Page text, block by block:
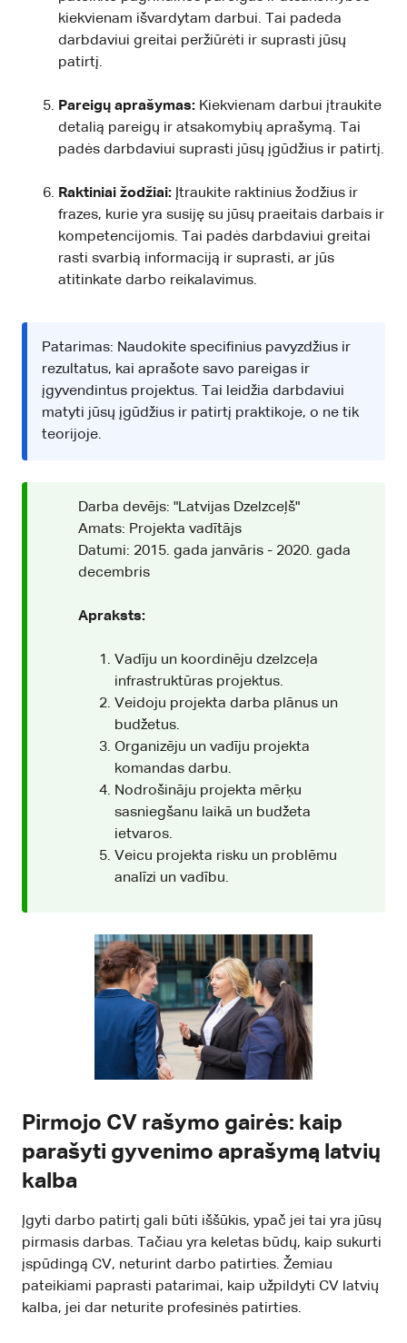
kiekvienam išvardytam darbui. Tai padeda
darbdaviui greitai peržiūrėti ir suprasti jūsų
patirtį.
Pareigų aprašymas: Kiekvienam darbui įtraukite
detalią pareigų ir atsakomybių aprašymą. Tai
padės darbdaviui suprasti jūsų įgūdžius ir patirtį.
Raktiniai žodžiai: Įtraukite raktinius žodžius ir
frazes, kurie yra susiję su jūsų praeitais darbais ir
kompetencijomis. Tai padės darbdaviui greitai
rasti svarbią informaciją ir suprasti, ar jūs
atitinkate darbo reikalavimus.
Patarimas: Naudokite specifinius pavyzdžius ir
rezultatus, kai aprašote savo pareigas ir
įgyvendintus projektus. Tai leidžia darbdaviui
matyti jūsų įgūdžius ir patirtį praktikoje, o ne tik
teorijoje.
Darba devējs: "Latvijas Dzelzceļš"
Amats: Projekta vadītājs
Datumi: 2015. gada janvāris - 2020. gada
decembris
Apraksts:
Vadīju un koordinēju dzelzceļa
infrastruktūras projektus.
Veidoju projekta darba plānus un
budžetus.
Organizēju un vadīju projekta
komandas darbu.
Nodrošināju projekta mērķu
sasniegšanu laikā un budžeta
ietvaros.
Veicu projekta risku un problēmu
analīzi un vadību.
Pirmojo CV rašymo gairės: kaip
parašyti gyvenimo aprašymą latvių
kalba
Įgyti darbo patirtį gali būti iššūkis, ypač jei tai yra jūsų
pirmasis darbas. Tačiau yra keletas būdų, kaip sukurti
įspūdingą CV, neturint darbo patirties. Žemiau
pateikiami paprasti patarimai, kaip užpildyti CV latvių
kalba, jei dar neturite profesinės patirties.